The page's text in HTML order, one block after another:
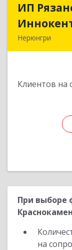
ИП
Нерюнгри
Клиентов на
При выборе
на